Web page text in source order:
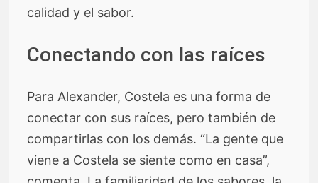
calidad y el sabor.
Conectando con las raíces
Para Alexander, Costela es una forma de
conectar con sus raíces, pero también de
compartirlas con los demás. “La gente que
viene a Costela se siente como en casa”,